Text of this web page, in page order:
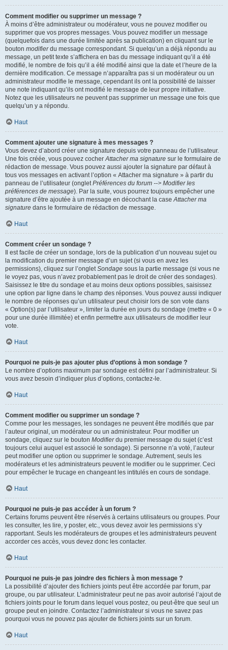
Comment modifier ou supprimer un message ?
À moins d’être administrateur ou modérateur, vous ne pouvez modifier ou
supprimer que vos propres messages. Vous pouvez modifier un message
(quelquefois dans une durée limitée après sa publication) en cliquant sur le
bouton modifierdu message correspondant. Si quelqu’un a déjà répondu au
message, un petit texte s’affichera en bas du message indiquant qu’il a été
modifié, le nombre de fois qu’il a été modifié ainsi que la date et l’heure de la
dernière modification. Ce message n’apparaîtra pas si un modérateur ou un
administrateur modifie le message, cependant ils ont la possibilité de laisser
une note indiquant qu’ils ont modifié le message de leur propre initiative.
Notez que les utilisateurs ne peuvent pas supprimer un message une fois que
quelqu’un y a répondu.
Haut
Comment ajouter une signature à mes messages ?
Vous devez d’abord créer une signature depuis votre panneau de l’utilisateur.
Une fois créée, vous pouvez cocherAttacher ma signature sur le formulaire de
rédaction de message. Vous pouvez aussi ajouter la signature par défaut à
tous vos messages en activant l’option « Attacher ma signature » à partir du
panneau de l’utilisateur (ongletPréférences du forum --> Modifier les
préférences de message). Par la suite, vous pourrez toujours empêcher une
signature d’être ajoutée à un message en décochant la caseAttacher ma
signature dans le formulaire de rédaction de message.
Haut
Comment créer un sondage ?
Il est facile de créer un sondage, lors de la publication d’un nouveau sujet ou
la modification du premier message d’un sujet (si vous en avez les
permissions), cliquez sur l’ongletSondage sous la partie message (si vous ne
le voyez pas, vous n’avez probablement pas le droit de créer des sondages).
Saisissez le titre du sondage et au moins deux options possibles, saisissez
une option par ligne dans le champ des réponses. Vous pouvez aussi indiquer
le nombre de réponses qu’un utilisateur peut choisir lors de son vote dans
« Option(s) par l’utilisateur », limiter la durée en jours du sondage (mettre « 0 »
pour une durée illimitée) et enfin permettre aux utilisateurs de modifier leur
vote.
Haut
Pourquoi ne puis-je pas ajouter plus d’options à mon sondage ?
Le nombre d’options maximum par sondage est défini par l’administrateur. Si
vous avez besoin d’indiquer plus d’options, contactez-le.
Haut
Comment modifier ou supprimer un sondage ?
Comme pour les messages, les sondages ne peuvent être modifiés que par
l’auteur original, un modérateur ou un administrateur. Pour modifier un
sondage, cliquez sur le bouton Modifierdu premier message du sujet (c’est
toujours celui auquel est associé le sondage). Si personne n’a voté, l’auteur
peut modifier une option ou supprimer le sondage. Autrement, seuls les
modérateurs et les administrateurs peuvent le modifier ou le supprimer. Ceci
pour empêcher le trucage en changeant les intitulés en cours de sondage.
Haut
Pourquoi ne puis-je pas accéder à un forum ?
Certains forums peuvent être réservés à certains utilisateurs ou groupes. Pour
les consulter, les lire, y poster, etc., vous devez avoir les permissions s’y
rapportant. Seuls les modérateurs de groupes et les administrateurs peuvent
accorder ces accès, vous devez donc les contacter.
Haut
Pourquoi ne puis-je pas joindre des fichiers à mon message ?
La possibilité d’ajouter des fichiers joints peut être accordée par forum, par
groupe, ou par utilisateur. L’administrateur peut ne pas avoir autorisé l’ajout de
fichiers joints pour le forum dans lequel vous postez, ou peut-être que seul un
groupe peut en joindre. Contactez l’administrateur si vous ne savez pas
pourquoi vous ne pouvez pas ajouter de fichiers joints sur un forum.
Haut